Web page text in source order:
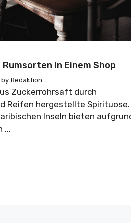
In Einem Shop
by Redaktion
Zuckerrohrsaft durch
Reifen hergestellte Spirituose.
Inseln bieten
...